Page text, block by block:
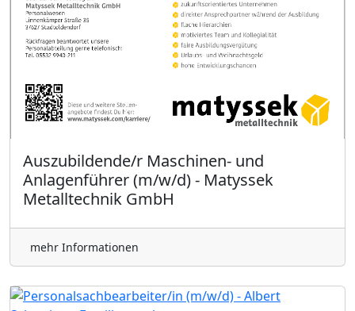
Auszubildende/r Maschinen- und
Anlagenführer (m/w/d) - Matyssek
Metalltechnik GmbH
mehr Informationen